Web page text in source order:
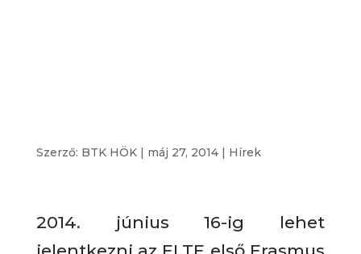
Szerző: BTK HÖK| máj 27, 2014| Hírek
2014. június 16-ig lehet